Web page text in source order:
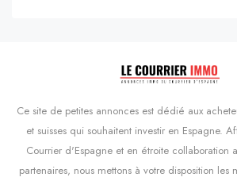
Ce site de petites annonces est dédié aux
et suisses qui souhaitent investir en Espagne.
Courrier d'Espagne et en étroite collaboration
partenaires, nous mettons à votre disposition les